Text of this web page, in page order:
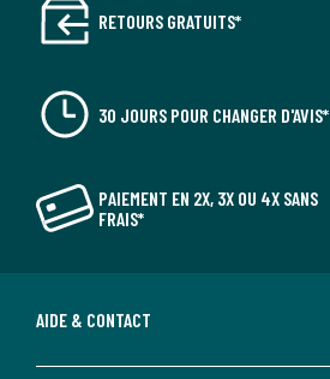
RETOURS GRATUITS*
30 JOURS POUR CHANGER D'AVIS*
PAIEMENT EN 2X, 3X OU 4X SANS
FRAIS*
AIDE & CONTACT